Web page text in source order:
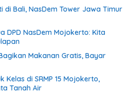
di Bali, NasDem Tower Jawa Timur
DPD NasDem Mojokerto: Kita
Makanan Gratis, Bayar
Kelas di SRMP 15 Mojokerto,
Tanah Air